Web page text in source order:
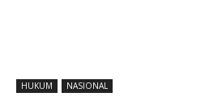
HUKUM NASIONAL